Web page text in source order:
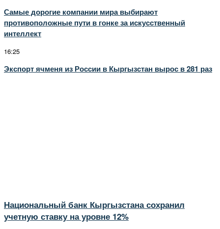
Самые дорогие компании мира выбирают
противоположные пути в гонке за искусственный
интеллект
16:25
Экспорт ячменя из России в Кыргызстан вырос в 281 раз
Национальный банк Кыргызстана сохранил
учетную ставку на уровне 12%